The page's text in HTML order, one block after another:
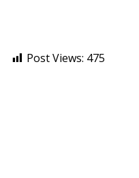
Post Views: 475